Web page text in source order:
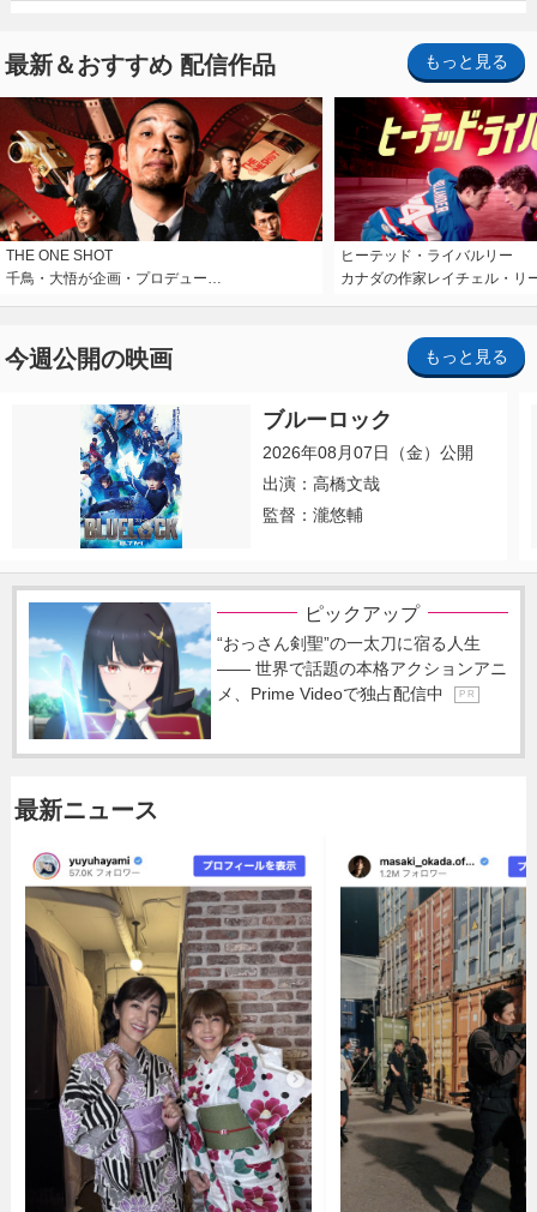
最新＆おすすめ 配信作品 もっと見る
THE ONE SHOT
千鳥・大悟が企画・プロデュー…
ヒーテッド・ライバルリー
カナダの作家レイチェル・リ
今週公開の映画 もっと見る
ブルーロック
2026年08月07日（金）公開
出演：高橋文哉
監督：瀧悠輔
ピックアップ
“おっさん剣聖”の一太刀に宿る人生
―― 世界で話題の本格アクションアニ
メ、Prime Videoで独占配信中
P R
最新ニュース